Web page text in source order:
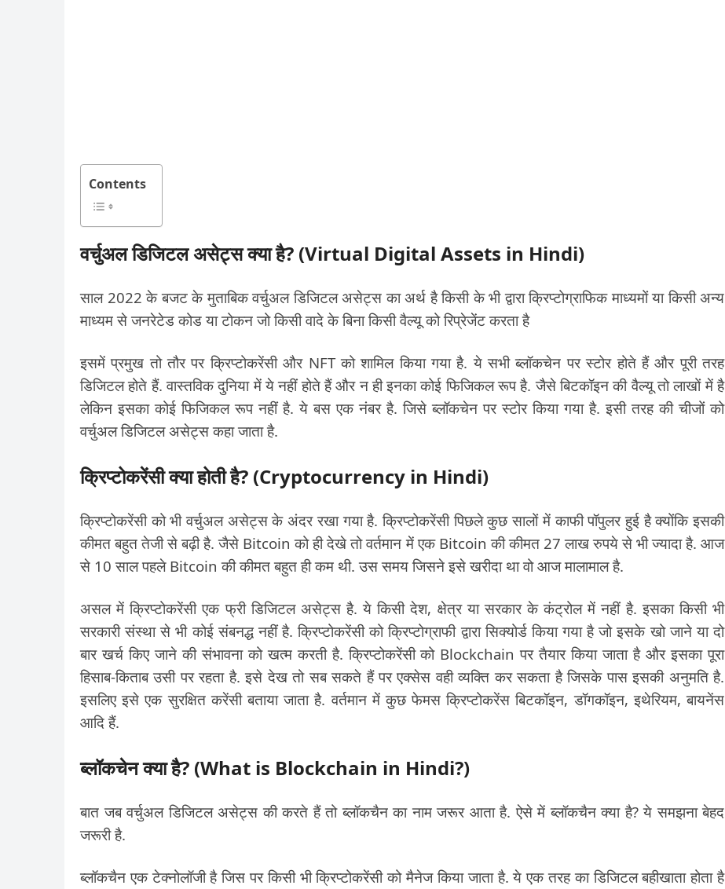
Contents
वर्चुअल डिजिटल असेट्स क्या है? (Virtual Digital Assets in Hindi)
साल 2022 के बजट के मुताबिक वर्चुअल डिजिटल असेट्स का अर्थ है किसी के भी द्वारा क्रिप्टोग्राफिक माध्यमों या किसी अन्य
माध्यम से जनरेटेड कोड या टोकन जो किसी वादे के बिना किसी वैल्यू को रिप्रेजेंट करता है
इसमें प्रमुख तो तौर पर क्रिप्टोकरेंसी और NFT को शामिल किया गया है. ये सभी ब्लॉकचेन पर स्टोर होते हैं और पूरी तरह
डिजिटल होते हैं. वास्तविक दुनिया में ये नहीं होते हैं और न ही इनका कोई फिजिकल रूप है. जैसे बिटकॉइन की वैल्यू तो लाखों में है
लेकिन इसका कोई फिजिकल रूप नहीं है. ये बस एक नंबर है. जिसे ब्लॉकचेन पर स्टोर किया गया है. इसी तरह की चीजों को
वर्चुअल डिजिटल असेट्स कहा जाता है.
क्रिप्टोकरेंसी क्या होती है? (Cryptocurrency in Hindi)
क्रिप्टोकरेंसी को भी वर्चुअल असेट्स के अंदर रखा गया है. क्रिप्टोकरेंसी पिछले कुछ सालों में काफी पॉपुलर हुई है क्योंकि इसकी
कीमत बहुत तेजी से बढ़ी है. जैसे Bitcoin को ही देखे तो वर्तमान में एक Bitcoin की कीमत 27 लाख रुपये से भी ज्यादा है. आज
से 10 साल पहले Bitcoin की कीमत बहुत ही कम थी. उस समय जिसने इसे खरीदा था वो आज मालामाल है.
असल में क्रिप्टोकरेंसी एक फ्री डिजिटल असेट्स है. ये किसी देश, क्षेत्र या सरकार के कंट्रोल में नहीं है. इसका किसी भी
सरकारी संस्था से भी कोई संबनद्ध नहीं है. क्रिप्टोकरेंसी को क्रिप्टोग्राफी द्वारा सिक्योर्ड किया गया है जो इसके खो जाने या दो
बार खर्च किए जाने की संभावना को खत्म करती है. क्रिप्टोकरेंसी को Blockchain पर तैयार किया जाता है और इसका पूरा
हिसाब-किताब उसी पर रहता है. इसे देख तो सब सकते हैं पर एक्सेस वही व्यक्ति कर सकता है जिसके पास इसकी अनुमति है.
इसलिए इसे एक सुरक्षित करेंसी बताया जाता है. वर्तमान में कुछ फेमस क्रिप्टोकरेंस बिटकॉइन, डॉगकॉइन, इथेरियम, बायनेंस
आदि हैं.
ब्लॉकचेन क्या है? (What is Blockchain in Hindi?)
बात जब वर्चुअल डिजिटल असेट्स की करते हैं तो ब्लॉकचैन का नाम जरूर आता है. ऐसे में ब्लॉकचैन क्या है? ये समझना बेहद
जरूरी है.
ब्लॉकचैन एक टेक्नोलॉजी है जिस पर किसी भी क्रिप्टोकरेंसी को मैनेज किया जाता है. ये एक तरह का डिजिटल बहीखाता होता है